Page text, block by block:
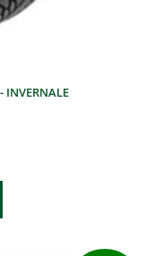
INVERNALE